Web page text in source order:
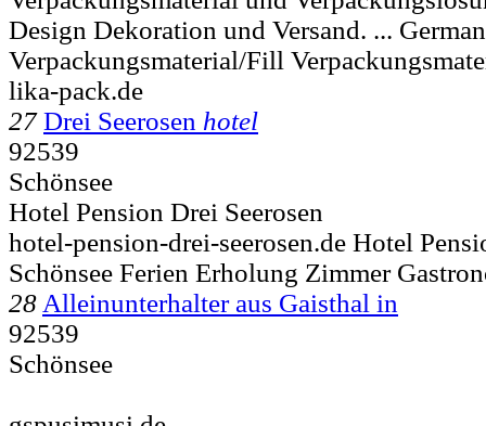
Design Dekoration und Versand. ...
Verpackungsmaterial/Fill
lika-pack.de
27 Drei Seerosen hotel
92539
Schönsee
Hotel Pension Drei Seerosen
hotel-pension-drei-seerosen.de Hotel
Schönsee Ferien Erholung Zimmer
28 Alleinunterhalter aus Gaisthal in
92539
Schönsee